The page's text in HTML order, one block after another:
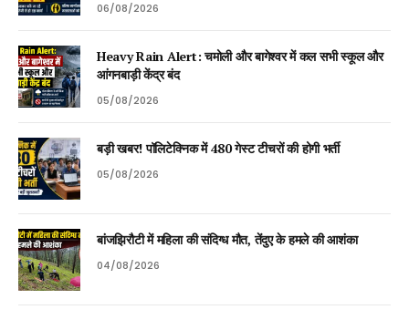
06/08/2026
Heavy Rain Alert: चमोली और बागेश्वर में कल सभी स्कूल और
आंगनबाड़ी केंद्र बंद
05/08/2026
बड़ी खबर! पॉलिटेक्निक में 480 गेस्ट टीचरों की होगी भर्ती
05/08/2026
बांजझिरौटी में महिला की संदिग्ध मौत, तेंदुए के हमले की आशंका
04/08/2026